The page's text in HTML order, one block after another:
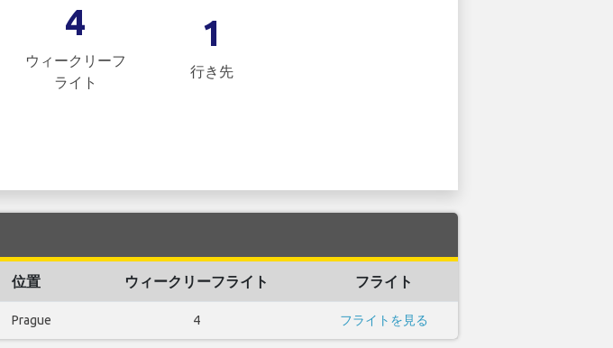
4
ウィークリーフ
ライト
1
行き先
位置 ウィークリーフライト フライト
Prague 4 フライトを見る